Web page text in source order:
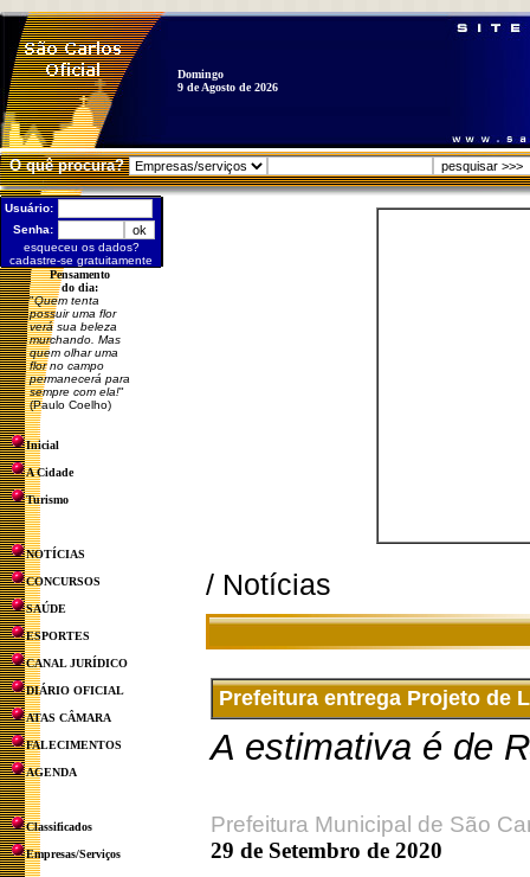
Domingo
9 de Agosto de 2026
O quê procura?
Usuário:
Senha:
esqueceu os dados?
cadastre-se gratuitamente
Pensamento
do dia:
"Quem tenta
possuir uma flor
verá sua beleza
murchando. Mas
quem olhar uma
flor no campo
permanecerá para
sempre com ela!"
(Paulo Coelho)
Inicial
A Cidade
Turismo
NOTÍCIAS
CONCURSOS
SAÚDE
ESPORTES
CANAL JURÍDICO
DIÁRIO OFICIAL
ATAS CÂMARA
FALECIMENTOS
AGENDA
Classificados
Empresas/Serviços
/ Notícias
Prefeitura entrega Projeto de
A estimativa é de
Prefeitura Municipal de São
29 de Setembro de 2020